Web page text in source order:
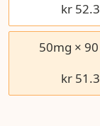
kr
50mg ×
kr